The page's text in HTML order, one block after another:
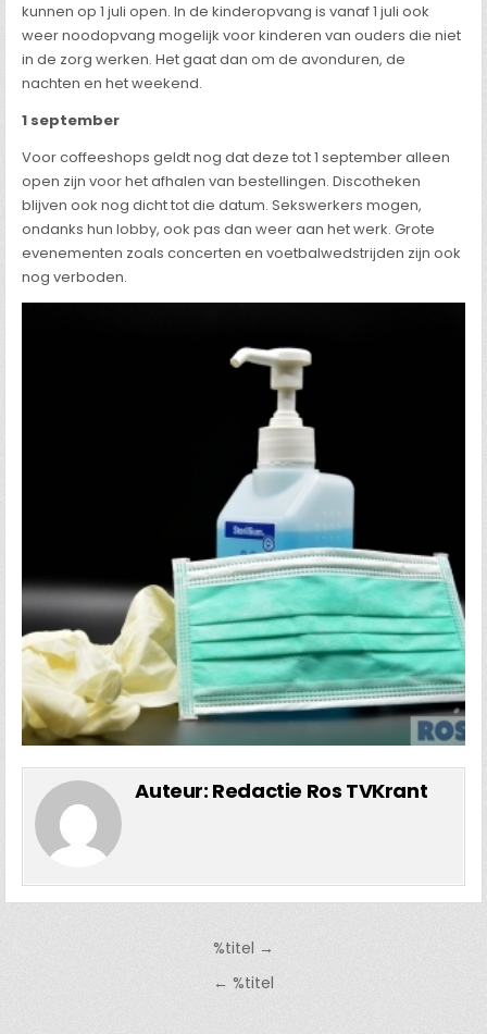
kunnen op 1 juli open. In de kinderopvang is vanaf 1 juli ook
weer noodopvang mogelijk voor kinderen van ouders die niet
in de zorg werken. Het gaat dan om de avonduren, de
nachten en het weekend.
1 september
Voor coffeeshops geldt nog dat deze tot 1 september alleen
open zijn voor het afhalen van bestellingen. Discotheken
blijven ook nog dicht tot die datum. Sekswerkers mogen,
ondanks hun lobby, ook pas dan weer aan het werk. Grote
evenementen zoals concerten en voetbalwedstrijden zijn ook
nog verboden.
Auteur: Redactie Ros TVKrant
%titel →
← %titel